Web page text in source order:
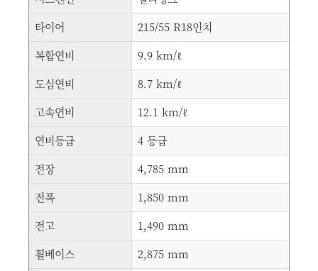
타이어
215/55 R18인치
복합연비
9.9 km/ℓ
도심연비
8.7 km/ℓ
고속연비
12.1 km/ℓ
연비등급
4 등급
전장
4,785 mm
전폭
1,850 mm
전고
1,490 mm
휠베이스
2,875 mm